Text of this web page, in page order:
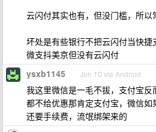
云闪付其实也有，但没门槛，所以
坏处是有些银行不把云闪付当快
微支抖美京但没有云闪付
ysxb1145 Jun 10 via Android
我这里微信是一毛不拔，支付宝
都不给优惠那肯定支付宝，微信
还要手续费，流氓绑架来的